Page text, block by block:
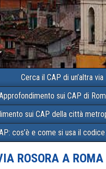
Cerca il CAP di un’altra via
sui CAP di
sui CAP della città
cos’è e come si usa il
ROSORA A ROMA